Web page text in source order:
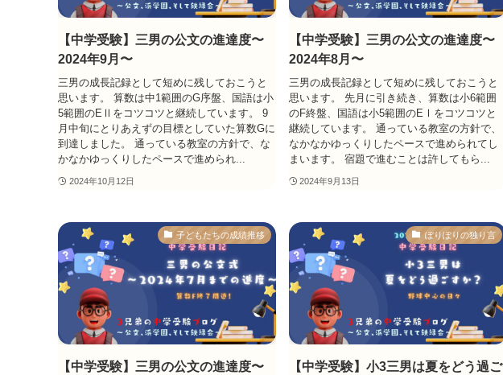
【中学受験】三男の公文の進達度〜
2024年9月〜
三男の成長記録として短めに残しておこうと
思います。 算数は中1範囲のG序盤、国語は小
5範囲のEⅡをコツコツと継続しています。 9
月中旬にとりあえずの目標としていた算数Gに
到達しました。 通っている教室の方針で、な
かなかゆっくりしたペースで進められ...
2024年10月12日
【中学受験】三男の公文の進達度〜
2024年8月〜
三男の成長記録として短めに残しておこうと
思います。 先月に引き続き、算数は小6範囲
のF終盤、国語は小5範囲のEⅠをコツコツと
継続しています。 通っている教室の方針で、
なかなかゆっくりしたペースで進められてし
まいます。 宿題で進むことは許してもら...
2024年9月13日
子どもたちの成績推移
【中学受験】三男の公文の進達度〜
ぽりぽりの独り言
【中学受験】小3三男は夏をどう過ご